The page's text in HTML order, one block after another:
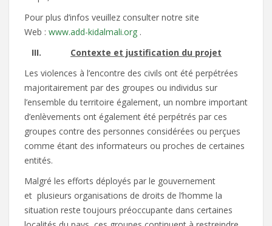
Pour plus d’infos veuillez consulter notre site
Web : www.add-kidalmali.org .
III. Contexte et justification du projet
Les violences à l’encontre des civils ont été perpétrées
majoritairement par des groupes ou individus sur
l’ensemble du territoire également, un nombre important
d’enlèvements ont également été perpétrés par ces
groupes contre des personnes considérées ou perçues
comme étant des informateurs ou proches de certaines
entités.
Malgré les efforts déployés par le gouvernement
et plusieurs organisations de droits de l’homme la
situation reste toujours préoccupante dans certaines